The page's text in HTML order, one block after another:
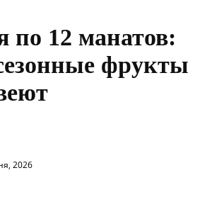
по 12 манатов:
фрукты
2026